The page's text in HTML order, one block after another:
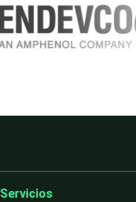
Servicios